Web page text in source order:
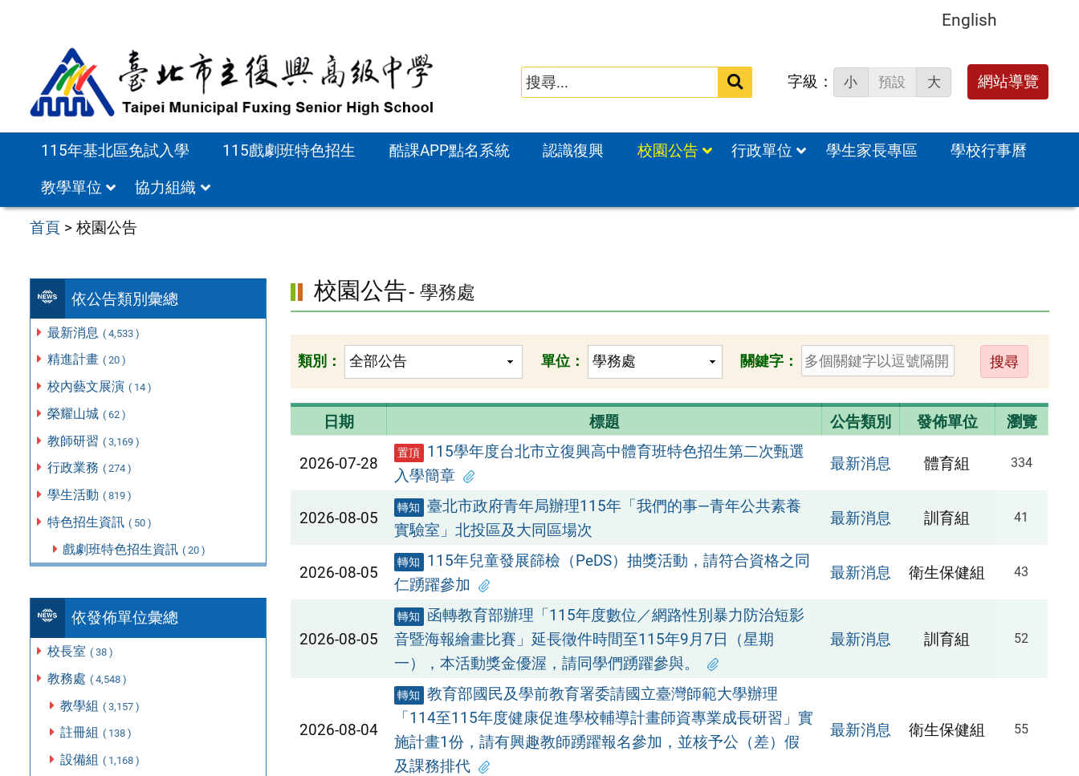
English
搜
字級： 小 預設 大 網站導覽
115年基北區免試入學 115戲劇班特色招生 酷課APP點名系統 認識復興 校園公告 行政單位 學生家長專區
學校行事曆
教學單位
協力組織
首頁 >校園公告
依公告類別彙總
最新消息 ( 4,533 )
精進計畫 ( 20 )
校內藝文展演 ( 14 )
榮耀山城 ( 62 )
教師研習 ( 3,169 )
行政業務 ( 274 )
學生活動 ( 819 )
特色招生資訊 ( 50 )
戲劇班特色招生資訊 ( 20 )
依發佈單位彙總
校長室 ( 38 )
教務處 ( 4,548 )
教學組 ( 3,157 )
註冊組 ( 138 )
設備組 ( 1,168 )
校園公告- 學務處
類別： 單位： 關鍵字：
送
出
日期 標題 公告類別 發佈單位 瀏覽
2026-07-28
置頂 115學年度台北市立復興高中體育班特色招生第二次甄選
入學簡章
最新消息 體育組 334
2026-08-05
轉知 臺北市政府青年局辦理115年「我們的事—青年公共素養
實驗室」北投區及大同區場次
最新消息 訓育組 41
2026-08-05
轉知
115年兒童發展篩檢（PeDS）抽獎活動，請符合資格之同
仁踴躍參加
最新消息 衛生保健組 43
2026-08-05
轉知
函轉教育部辦理「115年度數位／網路性別暴力防治短影
音暨海報繪畫比賽」延長徵件時間至115年9月7日（星期
一），本活動獎金優渥，請同學們踴躍參與。
最新消息 訓育組 52
2026-08-04
轉知 教育部國民及學前教育署委請國立臺灣師範大學辦理
「114至115年度健康促進學校輔導計畫師資專業成長研習」實
施計畫1份，請有興趣教師踴躍報名參加，並核予公（差）假
及課務排代
最新消息 衛生保健組 55